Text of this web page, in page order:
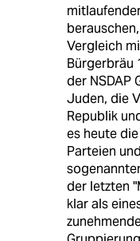
Vergleich
Bürgerbräu
der NSDAP
Juden, die
Republik
es heute
Parteien
der letzten
klar als